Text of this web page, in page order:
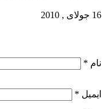
16 جولای , 2010
نام *
ایمیل *